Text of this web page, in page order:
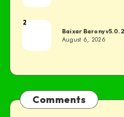
2
Baixar Barony
August 6, 2026
Comments